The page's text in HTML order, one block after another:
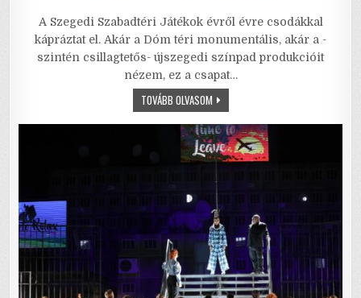
c
e
b
it
te
r
ai
l
ai
l
at
s
p
ar
e
A Szegedi Szabadtéri Játékok évről évre csodákkal
kápráztat el. Akár a Dóm téri monumentális, akár a -
szintén csillagtetős- újszegedi színpad produkcióit
nézem, ez a csapat…
TOVÁBB OLVASOMREBECCA
–
SZERELMES
REJTÉLYEK
ÉS
REJTÉLYES
SZERELMEK
A
SZEGEDI
SZABADTÉRIN